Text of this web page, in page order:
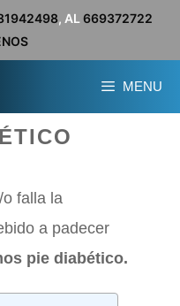
, AL 669372722
MENU
falla la
a padecer
pie diabético.